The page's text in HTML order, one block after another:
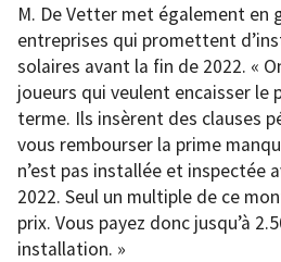
M. De Vetter met également en
entreprises qui promettent
solaires avant la fin de 2022. «
joueurs qui veulent encaisser le
terme. Ils insèrent des clauses
vous rembourser la prime
n’est pas installée et inspectée
2022. Seul un multiple de ce
prix. Vous payez donc jusqu’à
installation. »